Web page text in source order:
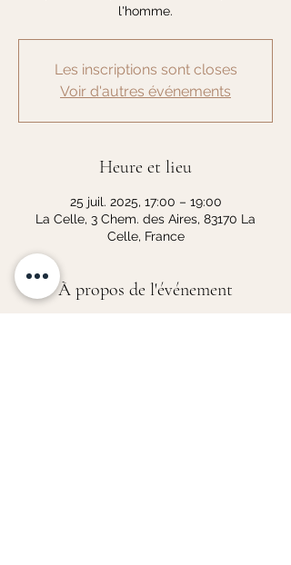
l'homme.
Les inscriptions sont closes
Voir d'autres événements
Heure et lieu
25 juil. 2025, 17:00 – 19:00
La Celle, 3 Chem. des Aires, 83170 La
Celle, France
À propos de l'événement